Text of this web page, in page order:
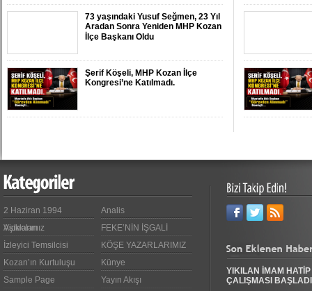
73 yaşındaki Yusuf Seğmen, 23 Yıl
Aradan Sonra Yeniden MHP Kozan
İlçe Başkanı Oldu
Şerif Köşeli, MHP Kozan İlçe
Kongresi’ne Katılmadı.
KAZANIN KAMERA
GÖRÜNTÜLERİ ORTAYA ÇIKTI
Polis Memuru Serkan Duru Son
Yolculuğuna Uğurlandı
2 Haziran 1994
Videoları
Analis
Aşıklarımız
FEKE’NİN İŞGALİ
İzleyici Temsilcisi
KÖŞE YAZARLARIMIZ
Kozan’ın Kurtuluşu
Künye
Sample Page
Yayın Akışı
YIKILAN İMAM
ÇALIŞMASI BAŞLADI